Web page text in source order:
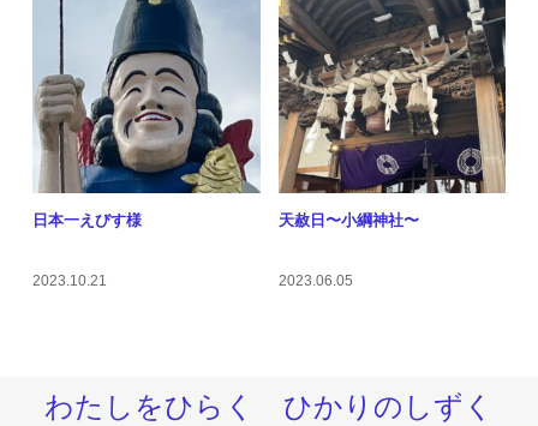
日本一えびす様
2023.10.21
天赦日〜小綱神社〜
2023.06.05
わたしをひらく ひかりのしずく